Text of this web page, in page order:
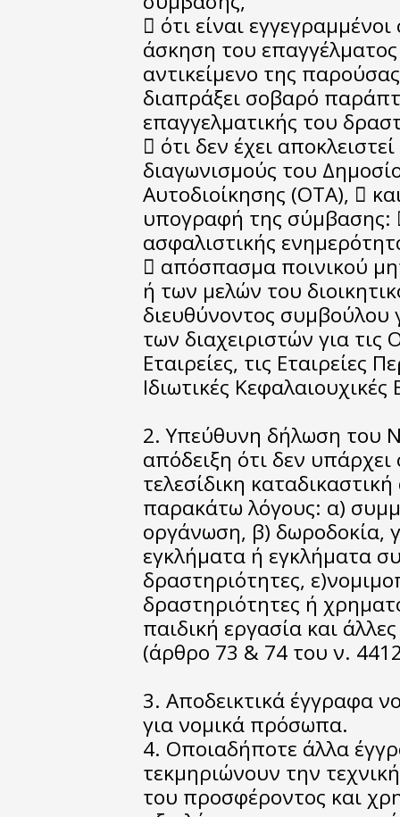
 ότι είναι
άσκηση του
αντικείμενο της
διαπράξει σοβαρό
επαγγελματικής του
 ότι δεν έχει
διαγωνισμούς του
Αυτοδιοίκησης (ΟΤΑ), 
υπογραφή της σύμβασης:
ασφαλιστικής
 απόσπασμα ποινικού
ή των μελών του
διευθύνοντος συμβούλου
των διαχειριστών για
Εταιρείες, τις Εταιρείες
Ιδιωτικές Κεφαλαιουχικές
2. Υπεύθυνη δήλωση του
απόδειξη ότι δεν
τελεσίδικη
παρακάτω λόγους: α)
οργάνωση, β) δωροδοκία,
εγκλήματα ή εγκλήματα
δραστηριότητες,
δραστηριότητες ή
παιδική εργασία και
(άρθρο 73 & 74 του ν.
3. Αποδεικτικά έγγραφα
για νομικά πρόσωπα.
4. Οποιαδήποτε άλλα
τεκμηριώνουν την
του προσφέροντος και